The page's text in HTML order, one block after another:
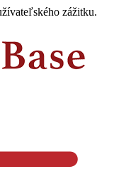
zážitku.